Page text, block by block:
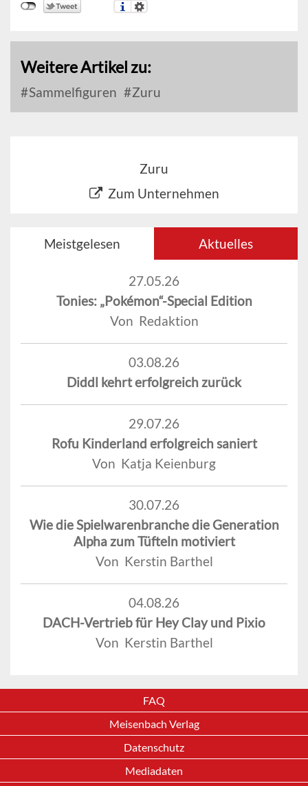
Weitere Artikel zu:
Sammelfiguren Zuru
Zuru
Zum Unternehmen
Meistgelesen Aktuelles
27.05.26
Tonies: „Pokémon“-Special Edition
Von Redaktion
03.08.26
Diddl kehrt erfolgreich zurück
29.07.26
Rofu Kinderland erfolgreich saniert
Von Katja Keienburg
30.07.26
Wie die Spielwarenbranche die Generation
Alpha zum Tüfteln motiviert
Von Kerstin Barthel
04.08.26
DACH-Vertrieb für Hey Clay und Pixio
Von Kerstin Barthel
FAQ
Meisenbach Verlag
Datenschutz
Mediadaten